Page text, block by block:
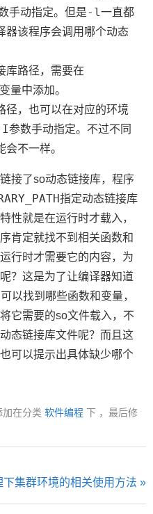
手动指定。但是-l一直都
器该程序会调用哪个动态
库路径，需要在
量中添加。
径，也可以在对应的环境
I参数手动指定。不过不同
不一样。
接了so动态链接库，程序
指定动态链接库
性就是在运行时才载入，
肯定就找不到相关函数和
行时才需要它的内容，为
？这是为了让编译器知道
以找到哪些函数和变量，
它需要的so文件载入，不
态链接库文件呢？而且这
可以提示出具体缺少哪个
加在分类 软件编程 下 ，最后修
下集群环境的相关使用方法 »